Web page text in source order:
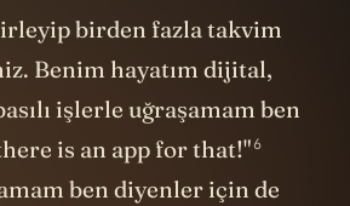
birden fazla takvim
Benim hayatım dijital,
işlerle uğraşamam ben
is an app for that!"6
ben diyenler için de